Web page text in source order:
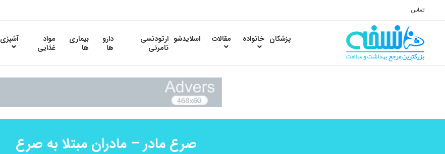
تماس
پزشکان خانواده مقالات اسلایدشو ارتودنسی
نامرئی
دارو
ها
بیماری
ها
مواد
غذایی
آشپزی
صرع مادر – مادران مبتلا به صرع